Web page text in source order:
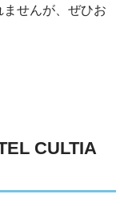
せんが、ぜひお
CULTIA